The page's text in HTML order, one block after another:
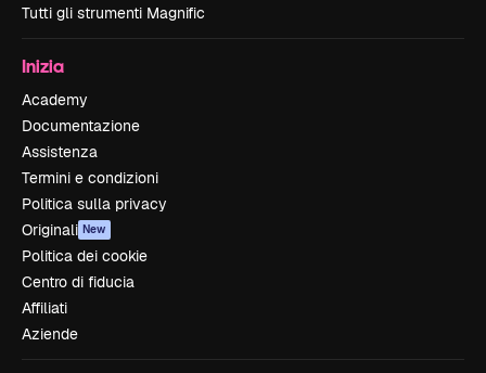
Tutti gli strumenti Magnific
Inizia
Academy
Documentazione
Assistenza
Termini e condizioni
Politica sulla privacy
Originali New
Politica dei cookie
Centro di fiducia
Affiliati
Aziende